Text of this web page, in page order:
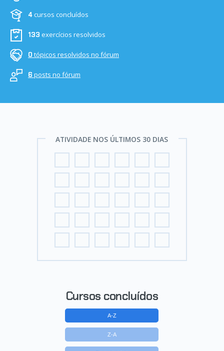
4cursos concluídos
133 exercícios resolvidos
0 tópicos resolvidos no fórum
6 posts no fórum
ATIVIDADE NOS ÚLTIMOS 30 DIAS
Cursos concluídos
A-Z
Z-A